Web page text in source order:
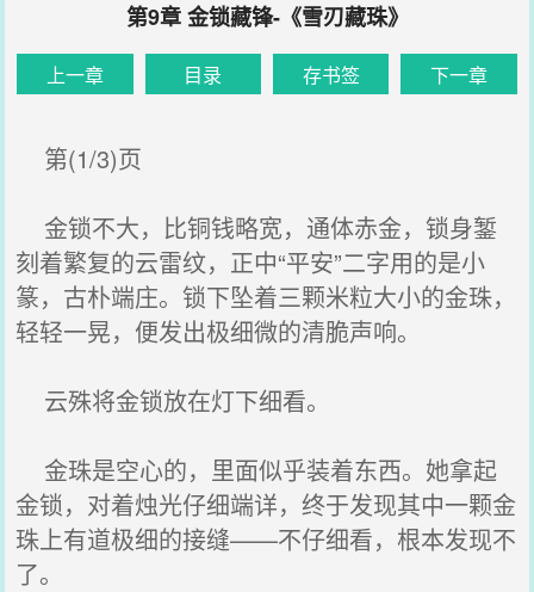
第9章 金锁藏锋-《雪刃藏珠》
上一章 目录 存书签 下一章
第(1/3)页
金锁不大，比铜钱略宽，通体赤金，锁身錾
刻着繁复的云雷纹，正中“平安”二字用的是小
篆，古朴端庄。锁下坠着三颗米粒大小的金珠，
轻轻一晃，便发出极细微的清脆声响。
云殊将金锁放在灯下细看。
金珠是空心的，里面似乎装着东西。她拿起
金锁，对着烛光仔细端详，终于发现其中一颗金
珠上有道极细的接缝——不仔细看，根本发现不
了。